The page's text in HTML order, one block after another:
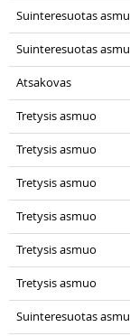
Suinteresuotas
Suinteresuotas
Atsakovas
Tretysis asmuo
Tretysis asmuo
Tretysis asmuo
Tretysis asmuo
Tretysis asmuo
Tretysis asmuo
Suinteresuotas